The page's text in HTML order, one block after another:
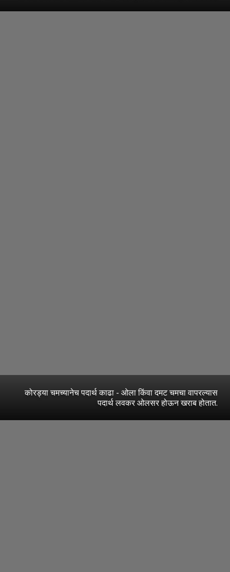
कोरड्या चमच्यानेच पदार्थ काढा - ओला किंवा दमट चमचा वापरल्यास
पदार्थ लवकर ओलसर होऊन खराब होतात.